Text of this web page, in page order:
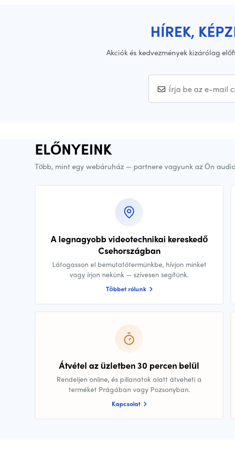
HÍREK,
Akciók és kedvezmények kizárólag
ELŐNYEINK
Több, mint egy webáruház — partnere vagyunk az Ön
A legnagyobb videotechnikai kereskedő
Csehországban
Látogasson el bemutatótermünkbe, hívjon minket
vagy írjon nekünk — szívesen segítünk.
Többet rólunk
Átvétel az üzletben 30 percen belül
Rendeljen online, és pillanatok alatt átveheti a
terméket Prágában vagy Pozsonyban.
Kapcsolat